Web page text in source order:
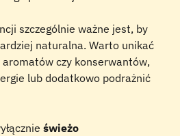
szczególnie ważne jest, by
naturalna. Warto unikać
czy konserwantów,
lub dodatkowo podrażnić
świeżo